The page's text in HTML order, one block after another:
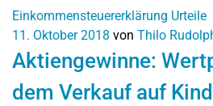
Einkommensteuererklärung Urteile
11. Oktober 2018 von Thilo
Aktiengewinne:
dem Verkauf auf